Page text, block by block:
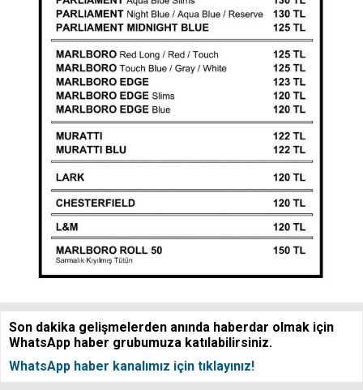
Son dakika gelişmelerden anında haberdar olmak için
WhatsApp haber grubumuza katılabilirsiniz.
WhatsApp haber kanalımız için tıklayınız!